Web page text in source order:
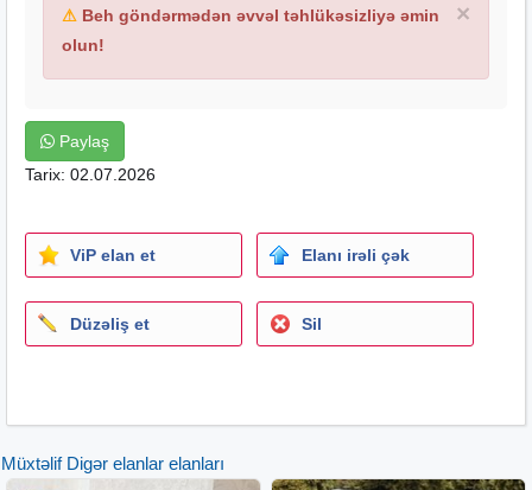
×
⚠ Beh göndərmədən əvvəl təhlükəsizliyə əmin
olun!
Paylaş
Tarix: 02.07.2026
ViP elan et Elanı irəli çək
Düzəliş et Sil
Müxtəlif Digər elanlar elanları